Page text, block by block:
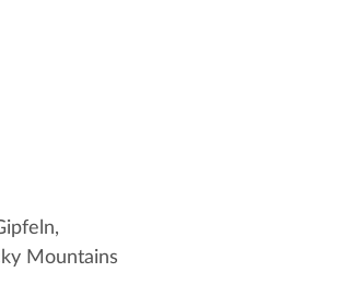
Mountains